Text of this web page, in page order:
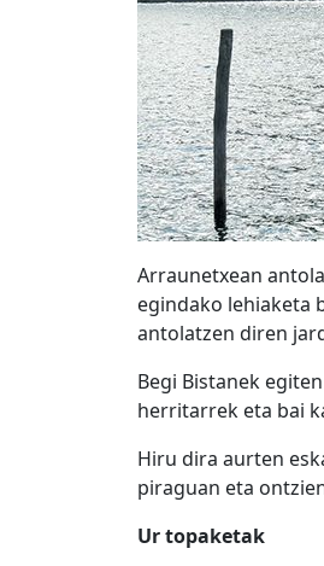
Arraunetxean
egindako lehiaketa
antolatzen diren
Begi Bistanek
herritarrek eta bai
Hiru dira aurten
piraguan eta
Ur topaketak